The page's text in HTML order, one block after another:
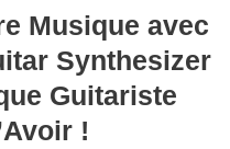
Musique avec
Synthesizer
Guitariste
!